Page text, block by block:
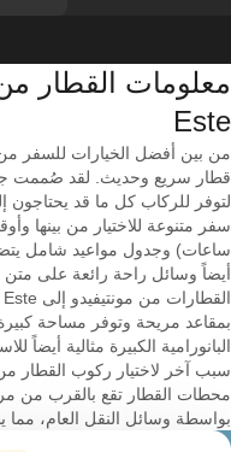
Este
قطار سريع وحديث. لقد صُممت
لتوفر للركاب كل ما قد
أيضاً وسائل راحة رائعة على متن
بمقاعد مريحة وتوفر مساحة
البانورامية الكبيرة مثالية أيضاً
محطات القطار تقع بالقرب من
بواسطة وسائل النقل العام، مما